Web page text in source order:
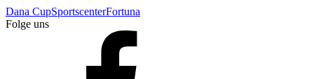
Dana CupSportscenterFortuna
Folge uns